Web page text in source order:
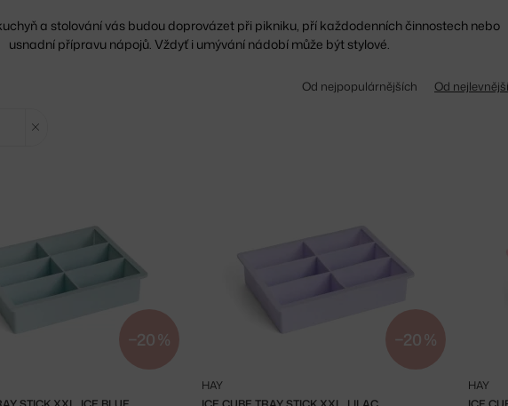
a stolování vás budou doprovázet při pikniku, pří každodenních činnostech nebo
usnadní přípravu nápojů. Vždyť i umývání nádobí může být stylové.
Od nejpopulárnějších Od
−20 % −20 %
HAY HAY